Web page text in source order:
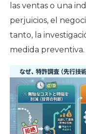
las ventas o una
perjuicios, el
tanto, la
medida preventiva.